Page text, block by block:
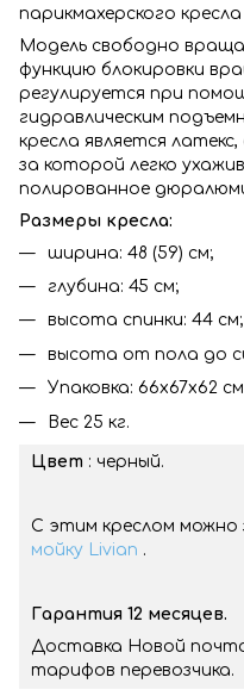
парикмахерского
Модель свободно
функцию блокировки
регулируется при
гидравлическим
кресла является
за которой легко
полированное
Размеры кресла:
ширина: 48 (59) см;
глубина: 45 см;
высота спинки: 44 cм;
высота от пола до
Упаковка: 66х67х62
Вес 25 кг.
Цвет : черный.
С этим креслом можно
мойку Livian .
Гарантия 12 месяцев.
Доставка Новой
тарифов перевозчика.